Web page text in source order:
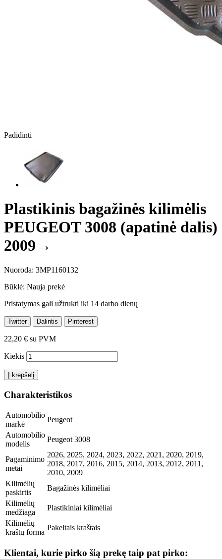
Padidinti
Plastikinis bagažinės kilimėlis
PEUGEOT 3008 (apatinė dalis)
2009→
Nuoroda: 3MP1160132
Būklė: Nauja prekė
Pristatymas gali užtrukti iki 14 darbo dienų
Twitter Dalintis Pinterest
22,20 € su PVM
Kiekis
Į krepšelį
Charakteristikos
Automobilio
markė
Peugeot
Automobilio
modelis
Peugeot 3008
Pagaminimo
metai
2026, 2025, 2024, 2023, 2022, 2021, 2020, 2019,
2018, 2017, 2016, 2015, 2014, 2013, 2012, 2011,
2010, 2009
Kilimėlių
paskirtis
Bagažinės kilimėliai
Kilimėlių
medžiaga
Plastikiniai kilimėliai
Kilimėlių
kraštų forma
Pakeltais kraštais
Klientai, kurie pirko šią prekę taip pat pirko: